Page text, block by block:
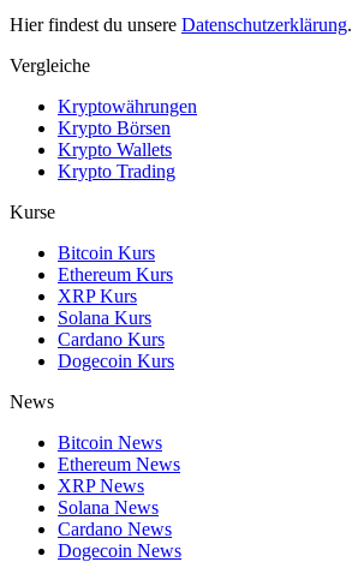
Hier findest du unsere Datenschutzerklärung.
Vergleiche
Kryptowährungen
Krypto Börsen
Krypto Wallets
Krypto Trading
Kurse
Bitcoin Kurs
Ethereum Kurs
XRP Kurs
Solana Kurs
Cardano Kurs
Dogecoin Kurs
News
Bitcoin News
Ethereum News
XRP News
Solana News
Cardano News
Dogecoin News